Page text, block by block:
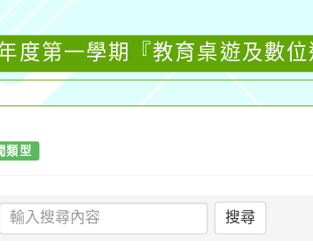
度第一學期『教育桌遊及數
類型
搜尋